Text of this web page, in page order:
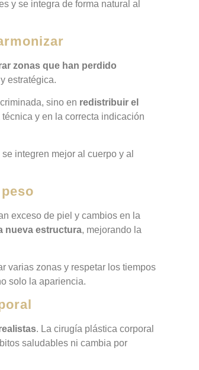
y se integra de forma natural al
zonas que han perdido
estratégica.
sino en redistribuir el
y en la correcta indicación
integren mejor al cuerpo y al
exceso de piel y cambios en la
nueva estructura, mejorando la
varias zonas y respetar los tiempos
solo la apariencia.
. La cirugía plástica corporal
saludables ni cambia por